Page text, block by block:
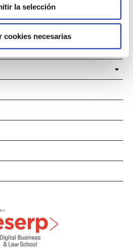
la selección
cookies necesarias